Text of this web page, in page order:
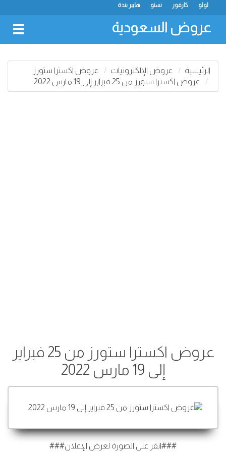
هايبر بندة نستو كارفور لولو
عروض السعودية
الرئيسية عروض الإلكترونيات
عروض اكسترا ستورز
عروض اكسترا ستورز من 25 فبراير إلى 19 مارس 2022
عروض اكسترا ستورز من 25 فبراير
إلى 19 مارس 2022
###انقر على الصورة لعرض الإعلان###